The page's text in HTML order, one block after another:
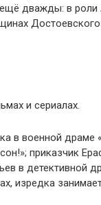
дважды: в роли
и сериалах.
в военной драме
приказчик
в детективной
изредка